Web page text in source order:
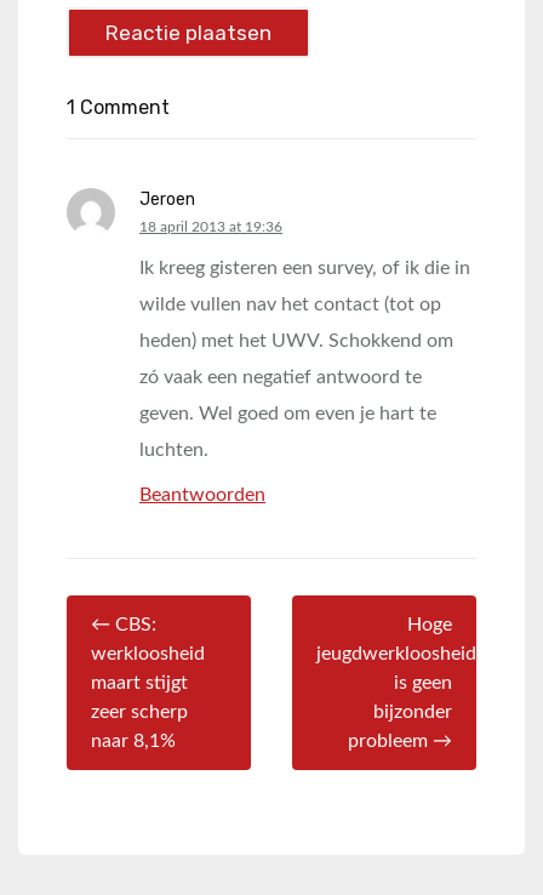
1 Comment
Jeroen
says:
18 april 2013 at 19:36
Ik kreeg gisteren een survey, of ik die in
wilde vullen nav het contact (tot op
heden) met het UWV. Schokkend om
zó vaak een negatief antwoord te
geven. Wel goed om even je hart te
luchten.
Beantwoorden
← CBS:
werkloosheid
maart stijgt
zeer scherp
naar 8,1%
Hoge
jeugdwerkloosheid
is geen
bijzonder
probleem →